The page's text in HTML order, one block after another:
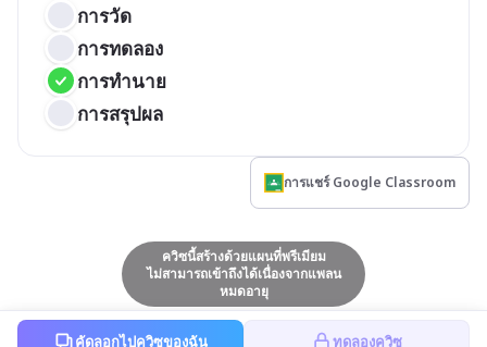
การวัด
การทดลอง
การทำนาย
การสรุปผล
การแชร์ Google Classroom
ควิซนี้สร้างด้วยแผนที่พรีเมียม
ไม่สามารถเข้าถึงได้เนื่องจากแพลน
หมดอายุ
คัดลอกไปควิซของฉัน ทดลองควิซ